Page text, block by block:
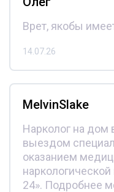
Врет, якобы
14.07.26
MelvinSlake
Нарколог на
выездом
оказанием
24». Подробнее